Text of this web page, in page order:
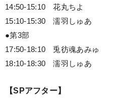
14:50-15:10 花丸ちよ
15:10-15:30 濡羽しゅあ
●第3部
17:50-18:10 兎彷魂あみゅ
18:10-18:30 濡羽しゅあ
【SPアフター】